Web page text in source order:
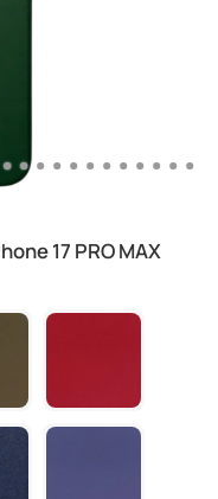
17 PRO MAX